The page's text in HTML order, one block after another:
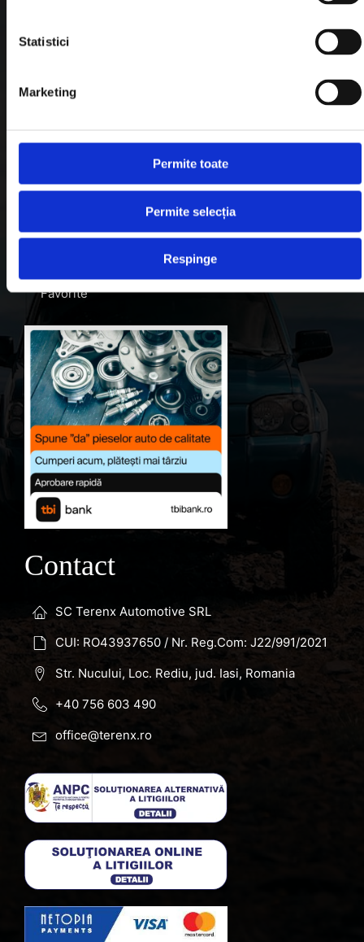
Statistici
Marketing
Permite toate
Permite selecția
Respinge
Despre noi
Favorite
Contact
SC Terenx Automotive SRL
CUI: RO43937650 / Nr. Reg.Com: J22/991/2021
Str. Nucului, Loc. Rediu, jud. Iasi, Romania
+40 756 603 490
office@terenx.ro